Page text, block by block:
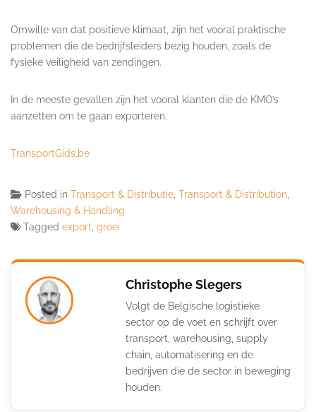
Omwille van dat positieve klimaat, zijn het vooral praktische
problemen die de bedrijfsleiders bezig houden, zoals de
fysieke veiligheid van zendingen.
In de meeste gevallen zijn het vooral klanten die de KMO’s
aanzetten om te gaan exporteren.
TransportGids.be
Posted in Transport & Distributie Transport & Distribution
Warehousing & Handling
Tagged export groei
Christophe Slegers
Volgt de Belgische logistieke
sector op de voet en schrijft over
transport, warehousing, supply
chain, automatisering en de
bedrijven die de sector in beweging
houden.